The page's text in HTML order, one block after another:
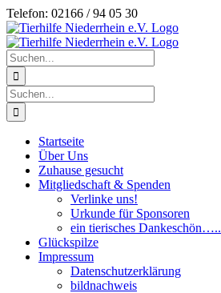
Zum
Inhalt
springen
Telefon: 02166 / 94 05 30
Suche
nach:
Suche
nach:
Startseite
Über Uns
Zuhause gesucht
Mitgliedschaft & Spenden
Verlinke uns!
Urkunde für Sponsoren
ein tierisches Dankeschön…..
Glückspilze
Impressum
Datenschutzerklärung
bildnachweis